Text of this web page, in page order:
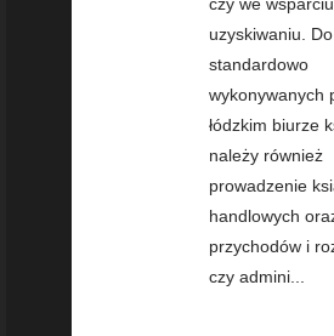
uzyskiwaniu. Do
standardowo
wykonywanych
łódzkim biurze
należy również
prowadzenie
handlowych
przychodów i
czy admini...